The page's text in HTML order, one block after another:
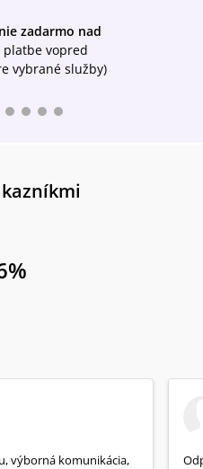
zadarmo nad
platbe vopred
vybrané služby)
%
výborná komunikácia,